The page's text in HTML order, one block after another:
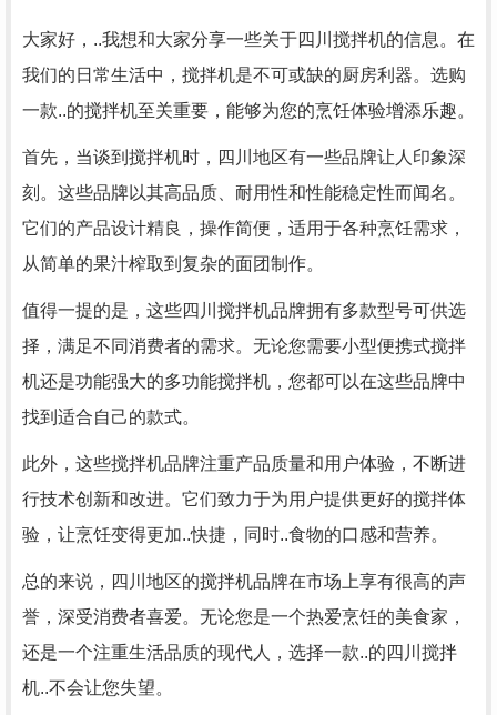
大家好，..我想和大家分享一些关于四川搅拌机的信息。在
我们的日常生活中，搅拌机是不可或缺的厨房利器。选购
一款..的搅拌机至关重要，能够为您的烹饪体验增添乐趣。
首先，当谈到搅拌机时，四川地区有一些品牌让人印象深
刻。这些品牌以其高品质、耐用性和性能稳定性而闻名。
它们的产品设计精良，操作简便，适用于各种烹饪需求，
从简单的果汁榨取到复杂的面团制作。
值得一提的是，这些四川搅拌机品牌拥有多款型号可供选
择，满足不同消费者的需求。无论您需要小型便携式搅拌
机还是功能强大的多功能搅拌机，您都可以在这些品牌中
找到适合自己的款式。
此外，这些搅拌机品牌注重产品质量和用户体验，不断进
行技术创新和改进。它们致力于为用户提供更好的搅拌体
验，让烹饪变得更加..快捷，同时..食物的口感和营养。
总的来说，四川地区的搅拌机品牌在市场上享有很高的声
誉，深受消费者喜爱。无论您是一个热爱烹饪的美食家，
还是一个注重生活品质的现代人，选择一款..的四川搅拌
机..不会让您失望。